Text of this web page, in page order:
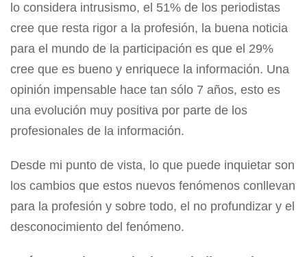
lo considera intrusismo, el 51% de los periodistas
cree que resta rigor a la profesión, la buena noticia
para el mundo de la participación es que el 29%
cree que es bueno y enriquece la información. Una
opinión impensable hace tan sólo 7 años, esto es
una evolución muy positiva por parte de los
profesionales de la información.
Desde mi punto de vista, lo que puede inquietar son
los cambios que estos nuevos fenómenos conllevan
para la profesión y sobre todo, el no profundizar y el
desconocimiento del fenómeno.